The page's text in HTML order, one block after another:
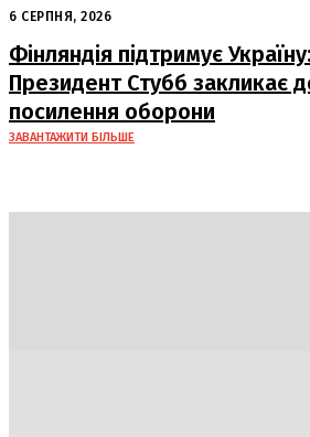
Аномальна спека в Україні
кінця: очікується
6 СЕРПНЯ, 2026
Фінляндія підтримує Україну:
Президент Стубб закликає
посилення оборони
ЗАВАНТАЖИТИ БІЛЬШЕ